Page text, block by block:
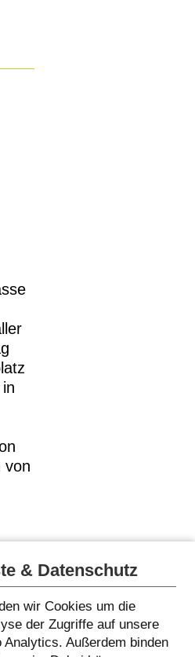
von
& Datenschutz
wir Cookies um die
der Zugriffe auf unsere
Außerdem binden